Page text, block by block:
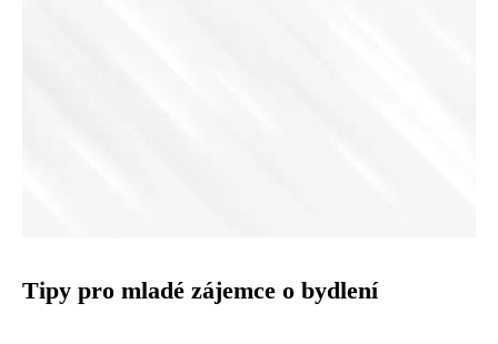
Tipy pro mladé zájemce o bydlení